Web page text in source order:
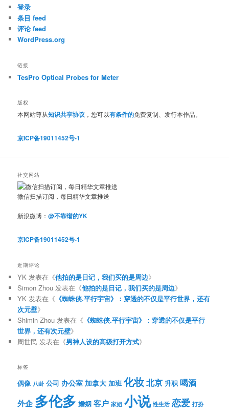
登录
条目 feed
评论 feed
WordPress.org
链接
TesPro Optical Probes for Meter
版权
本网站尊从知识共享协议 ，您可以有条件的免费复制、发行本作品。
京ICP备19011452号-1
社交网站
微信扫描订阅，每日精华文章推送
新浪微博：@不靠谱的YK
京ICP备19011452号-1
近期评论
YK 发表在《他拍的是日记，我们买的是周边》
Simon Zhou 发表在《他拍的是日记，我们买的是周边》
YK 发表在《 《蜘蛛侠.平行宇宙》：穿透的不仅是平行世界，还有
次元壁》
Shimin Zhou 发表在《 《蜘蛛侠.平行宇宙》：穿透的不仅是平行
世界，还有次元壁》
周世民 发表在《男神人设的高级打开方式》
标签
偶像 八卦 公司 办公室 加拿大 加班 化妆北京 升职 喝酒
外企 多伦多 婚姻 客户 家姐 小说 性生活 恋爱 打扮